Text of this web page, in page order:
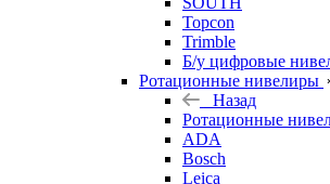
Topcon
Trimble
Б/у цифровые
Ротационные нивелиры
Назад
Ротационные
ADA
Bosch
Leica